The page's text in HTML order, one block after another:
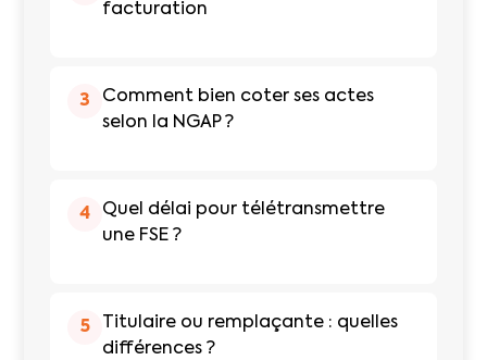
facturation
3
Comment bien coter ses actes
selon la NGAP ?
4
Quel délai pour télétransmettre
une FSE ?
5
Titulaire ou remplaçante : quelles
différences ?